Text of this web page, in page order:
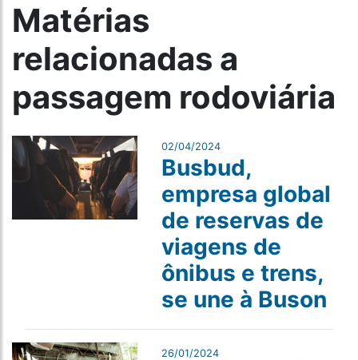
Matérias
relacionadas a
passagem rodoviária
02/04/2024
Busbud,
empresa global
de reservas de
viagens de
ônibus e trens,
se une à Buson
26/01/2024